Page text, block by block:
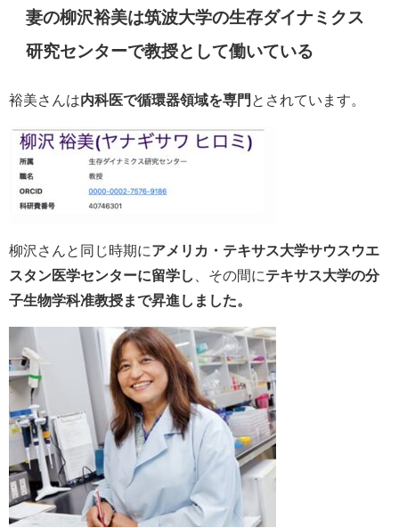
妻の柳沢裕美は筑波大学の生存ダイナミクス
研究センターで教授として働いている
裕美さんは内科医で循環器領域を専門 とされています。
柳沢さんと同じ時期にアメリカ・テキサス大学サウスウエ
スタン医学センターに留学し
、その間にテキサス大学の分
子生物学科准教授まで昇進しました。